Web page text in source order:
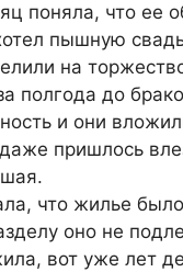
поняла, что ее
пышную
на
полгода до
и они
пришлось
что жилье
оно не
вот уже лет